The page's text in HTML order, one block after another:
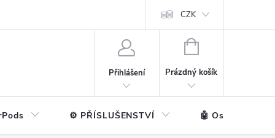
CZK
Přihlášení
NÁKUPNÍ
Prázdný košík
⚙️ PŘÍSLUŠENSTVÍ 🤖 Ostatní